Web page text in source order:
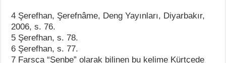
4 Şerefhan, Şerefnâme, Deng Yayınları, Diyarbakır,
2006, s. 76.
5 Şerefhan, s. 78.
6 Şerefhan, s. 77.
7 Farsça “Şenbe” olarak bilinen bu kelime Kürtçede